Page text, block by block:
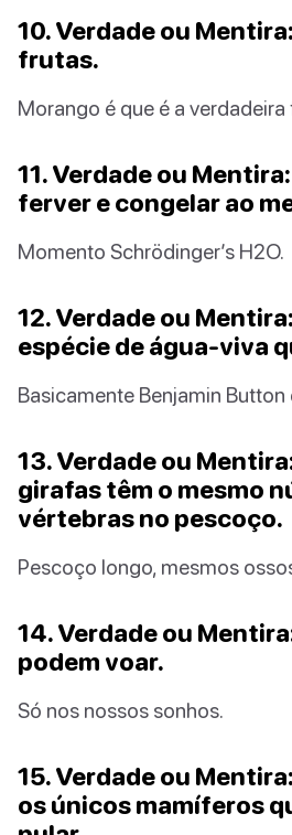
10. Verdade ou
frutas.
Morango é que é a verdadeira
11. Verdade ou
ferver e congelar ao
Momento Schrödinger’s H2O.
12. Verdade ou
espécie de água-viva
Basicamente Benjamin Button
13. Verdade ou
girafas têm o mesmo
vértebras no pescoço.
Pescoço longo, mesmos
14. Verdade ou
podem voar.
Só nos nossos sonhos.
15. Verdade ou
os únicos mamíferos